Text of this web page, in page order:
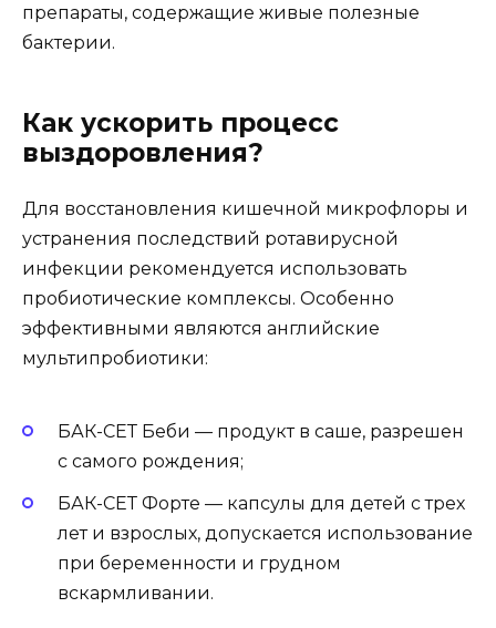
препараты, содержащие живые полезные
бактерии.
Как ускорить процесс
выздоровления?
Для восстановления кишечной микрофлоры и
устранения последствий ротавирусной
инфекции рекомендуется использовать
пробиотические комплексы. Особенно
эффективными являются английские
мультипробиотики:
БАК-СЕТ Беби — продукт в саше, разрешен
с самого рождения;
БАК-СЕТ Форте — капсулы для детей с трех
лет и взрослых, допускается использование
при беременности и грудном
вскармливании.